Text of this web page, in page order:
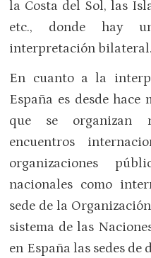
la Costa del Sol, las
etc., donde hay
interpretación bilateral.
En cuanto a la
España es desde hace
que se organizan
encuentros
organizaciones
nacionales como
sede de la
sistema de las
en España las sedes